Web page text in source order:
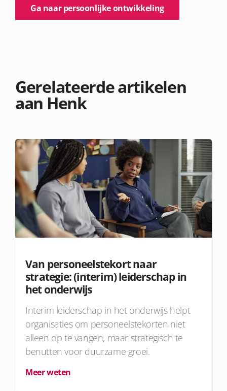
Ga naar persoonlijke ontwikkeling
Gerelateerde artikelen
aan Henk
Van personeelstekort naar
strategie: (interim) leiderschap in
het onderwijs
Interim leiderschap in het onderwijs helpt
organisaties om personeelstekorten niet
alleen op te vangen, maar strategisch te
benutten voor duurzame groei.
Meer weten